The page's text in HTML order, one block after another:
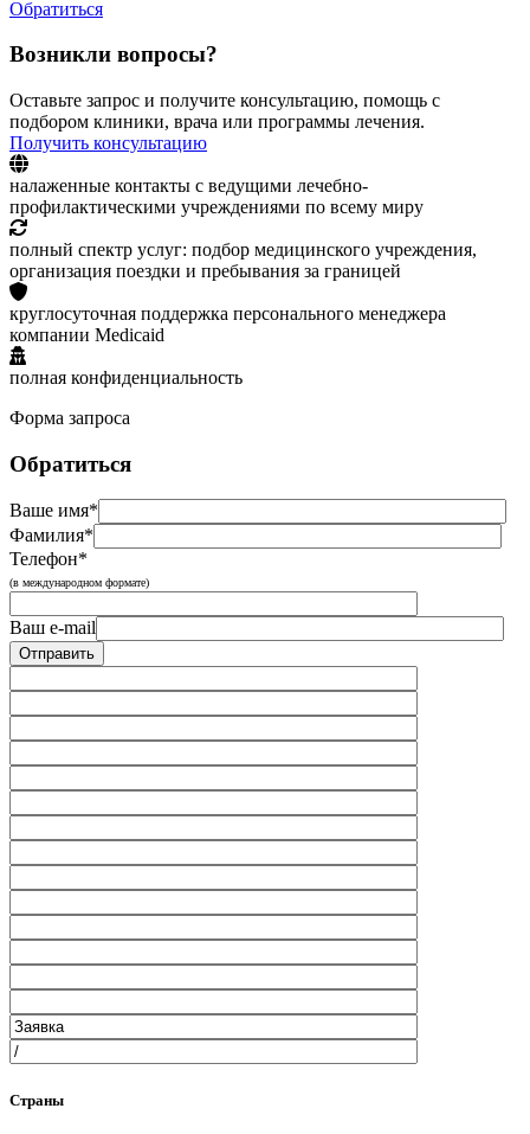
Обратиться
Возникли вопросы?
Оставьте запрос и получите консультацию, помощь с
подбором клиники, врача или программы лечения.
Получить консультацию
налаженные контакты с ведущими лечебно-
профилактическими учреждениями по всему миру
полный спектр услуг: подбор медицинского учреждения,
организация поездки и пребывания за границей
круглосуточная поддержка персонального менеджера
компании Medicaid
полная конфиденциальность
Форма запроса
Обратиться
Ваше имя*
Фамилия*
Телефон*
(в международном формате)
Ваш e-mail
Страны